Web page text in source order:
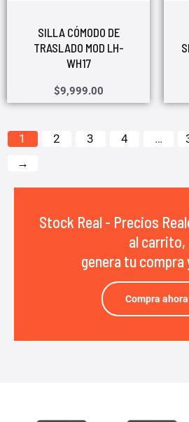
SILLA CÓMODO DE
TRASLADO MOD LH-
WH17
$9,999.00
1 2 3 4 …
→
Stock Real - Precios
al carrito,
genera tu
Compra ahora